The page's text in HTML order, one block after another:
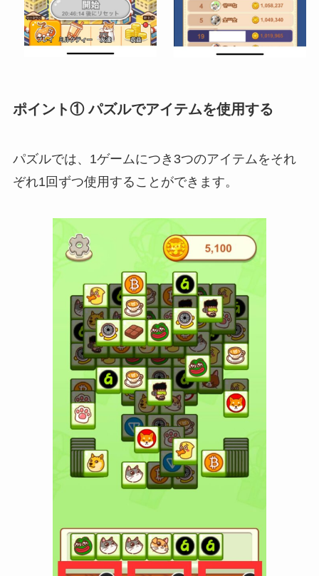
ポイント① パズルでアイテムを使用する
パズルでは、1ゲームにつき3つのアイテムをそれ
ぞれ1回ずつ使用することができます。